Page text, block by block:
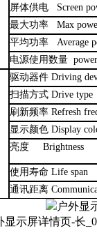
屏体供电
Screen
最大功率
Max
平均功率
Average
电源使用数量
驱动器件 Driving
扫描方式 Drive type
刷新频率 Refresh
显示颜色 Display
亮度
Brightness
使用寿命 Life span
通讯距离